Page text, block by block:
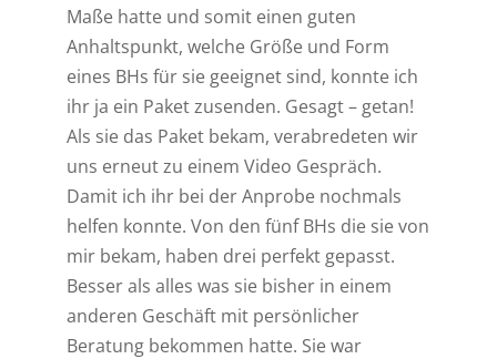
Maße hatte und somit einen guten
Anhaltspunkt, welche Größe und Form
eines BHs für sie geeignet sind, konnte ich
ihr ja ein Paket zusenden. Gesagt – getan!
Als sie das Paket bekam, verabredeten wir
uns erneut zu einem Video Gespräch.
Damit ich ihr bei der Anprobe nochmals
helfen konnte. Von den fünf BHs die sie von
mir bekam, haben drei perfekt gepasst.
Besser als alles was sie bisher in einem
anderen Geschäft mit persönlicher
Beratung bekommen hatte. Sie war